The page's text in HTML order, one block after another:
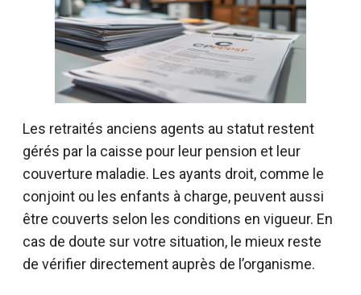
Les retraités anciens agents au statut restent
gérés par la caisse pour leur pension et leur
couverture maladie. Les ayants droit, comme le
conjoint ou les enfants à charge, peuvent aussi
être couverts selon les conditions en vigueur. En
cas de doute sur votre situation, le mieux reste
de vérifier directement auprès de l’organisme.